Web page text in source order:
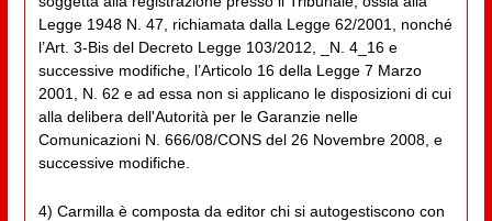
Legge 1948 N. 47, richiamata dalla Legge 62/2001, nonché
l’Art. 3-Bis del Decreto Legge 103/2012, _N. 4_16 e
successive modifiche, l’Articolo 16 della Legge 7 Marzo
2001, N. 62 e ad essa non si applicano le disposizioni di cui
alla delibera dell'Autorità per le Garanzie nelle
Comunicazioni N. 666/08/CONS del 26 Novembre 2008, e
successive modifiche.
4) Carmilla è composta da editor chi si autogestiscono con